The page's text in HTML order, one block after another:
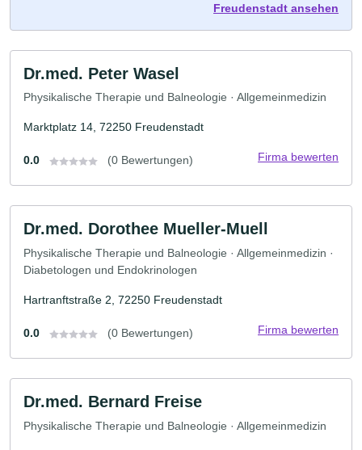
Freudenstadt ansehen
Dr.med. Peter Wasel
Physikalische Therapie und Balneologie · Allgemeinmedizin
Marktplatz 14, 72250 Freudenstadt
0.0 (0 Bewertungen) Firma bewerten
Dr.med. Dorothee Mueller-Muell
Physikalische Therapie und Balneologie · Allgemeinmedizin ·
Diabetologen und Endokrinologen
Hartranftstraße 2, 72250 Freudenstadt
0.0 (0 Bewertungen) Firma bewerten
Dr.med. Bernard Freise
Physikalische Therapie und Balneologie · Allgemeinmedizin